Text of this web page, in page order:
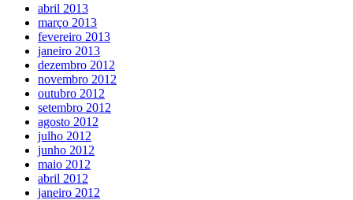
abril 2013
março 2013
fevereiro 2013
janeiro 2013
dezembro 2012
novembro 2012
outubro 2012
setembro 2012
agosto 2012
julho 2012
junho 2012
maio 2012
abril 2012
janeiro 2012